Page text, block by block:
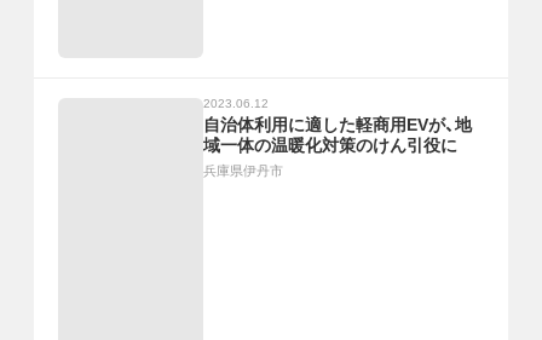
2023.06.12
自治体利用に適した軽商用EVが、地
域一体の温暖化対策のけん引役に
兵庫県伊丹市